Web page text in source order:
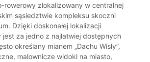
rowerowy zlokalizowany w centralnej
sąsiedztwie kompleksu skoczni
Dzięki doskonałej lokalizacji
za jedno z najłatwiej dostępnych
określany mianem „Dachu Wisły”,
malownicze widoki na miasto,